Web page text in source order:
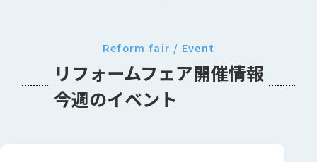
Reform fair / Event
リフォームフェア開催情報
今週のイベント